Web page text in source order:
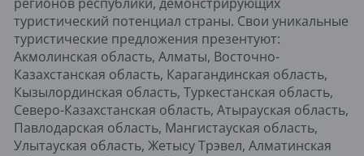
туристический потенциал страны. Свои уникальные
туристические предложения презентуют:
Акмолинская область, Алматы, Восточно-
Казахстанская область, Карагандинская область,
Кызылординская область, Туркестанская область,
Северо-Казахстанская область, Атырауская область,
Павлодарская область, Мангистауская область,
Улытауская область, Жетысу Трэвел, Алматинская